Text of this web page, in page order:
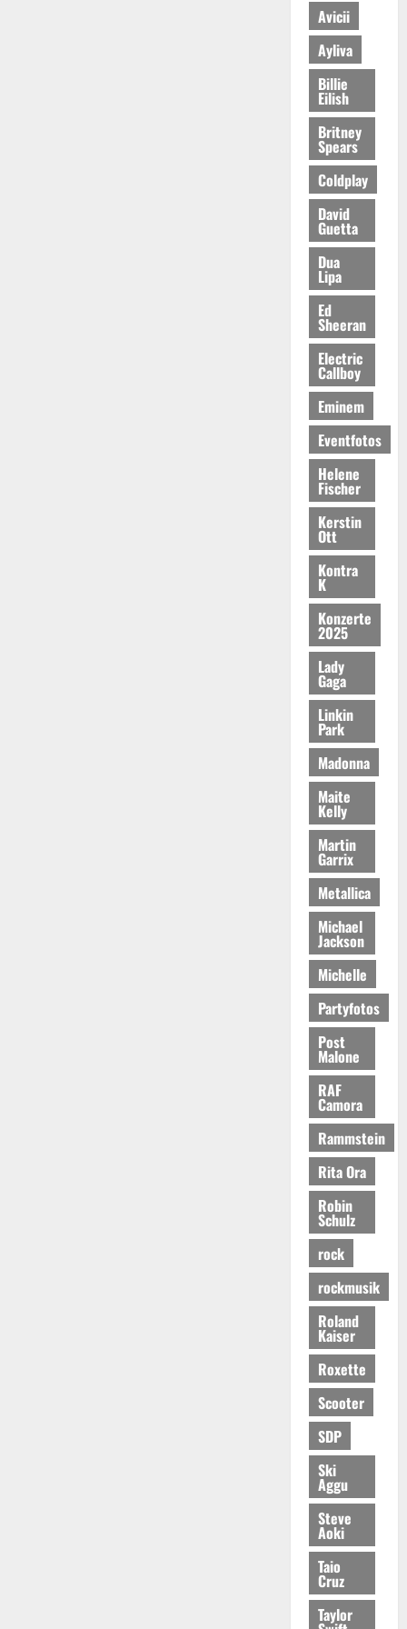
Avicii
Ayliva
Billie
Eilish
Britney
Spears
Coldplay
David
Guetta
Dua
Lipa
Ed
Sheeran
Electric
Callboy
Eminem
Eventfotos
Helene
Fischer
Kerstin
Ott
Kontra
K
Konzerte
2025
Lady
Gaga
Linkin
Park
Madonna
Maite
Kelly
Martin
Garrix
Metallica
Michael
Jackson
Michelle
Partyfotos
Post
Malone
RAF
Camora
Rammstein
Rita Ora
Robin
Schulz
rock
rockmusik
Roland
Kaiser
Roxette
Scooter
SDP
Ski
Aggu
Steve
Aoki
Taio
Cruz
Taylor